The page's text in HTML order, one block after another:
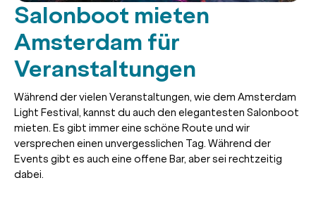
Salonboot mieten
Amsterdam für
Veranstaltungen
Während der vielen Veranstaltungen, wie dem Amsterdam
Light Festival, kannst du auch den elegantesten Salonboot
mieten. Es gibt immer eine schöne Route und wir
versprechen einen unvergesslichen Tag. Während der
Events gibt es auch eine offene Bar, aber sei rechtzeitig
dabei.